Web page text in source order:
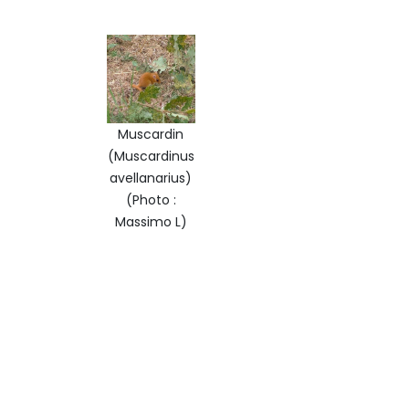
Muscardin
(Muscardinus
avellanarius)
(Photo :
Massimo L)